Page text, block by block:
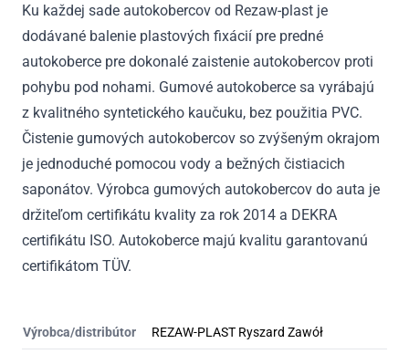
Ku každej sade autokobercov od Rezaw-plast je
dodávané balenie plastových fixácií pre predné
autokoberce pre dokonalé zaistenie autokobercov proti
pohybu pod nohami. Gumové autokoberce sa vyrábajú
z kvalitného syntetického kaučuku, bez použitia PVC.
Čistenie gumových autokobercov so zvýšeným okrajom
je jednoduché pomocou vody a bežných čistiacich
saponátov. Výrobca gumových autokobercov do auta je
držiteľom certifikátu kvality za rok 2014 a DEKRA
certifikátu ISO. Autokoberce majú kvalitu garantovanú
certifikátom TÜV.
Výrobca/distribútor REZAW-PLAST Ryszard Zawół